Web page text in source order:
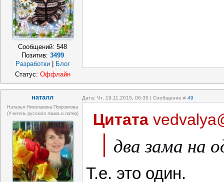
Сообщений:548
Позитив: 3499
Разработки
Блог
Статус: Оффлайн
наталл Дата: Чт, 19.11.2015, 06:35 | Сообщение # 49
Наталья Николаевна Покровкова
(учитель русского языка и литер)
Цитата
два зама на
Т.е. это один.